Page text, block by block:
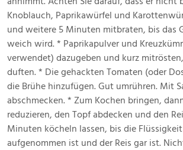
Knoblauch, Paprikawürfel und
und weitere 5 Minuten mitbraten, bis das
weich wird. * Paprikapulver und
verwendet) dazugeben und kurz
duften. * Die gehackten Tomaten (oder
die Brühe hinzufügen. Gut umrühren. Mit
abschmecken. * Zum Kochen bringen,
reduzieren, den Topf abdecken und den
Minuten köcheln lassen, bis die
aufgenommen ist und der Reis gar ist.